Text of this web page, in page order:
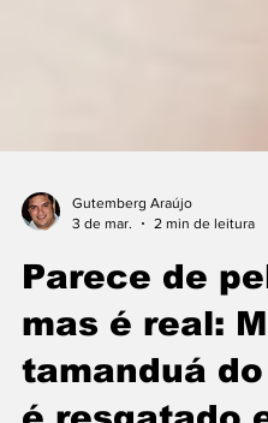
Parece de
mas é real:
tamanduá do